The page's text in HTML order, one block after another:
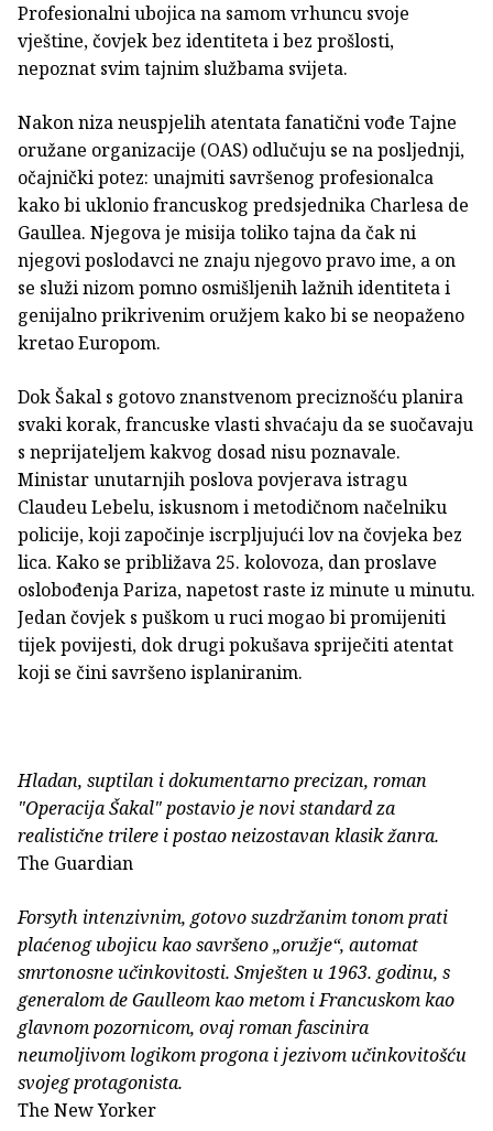
Profesionalni ubojica na samom vrhuncu svoje
vještine, čovjek bez identiteta i bez prošlosti,
nepoznat svim tajnim službama svijeta.
Nakon niza neuspjelih atentata fanatični vođe Tajne
oružane organizacije (OAS) odlučuju se na posljednji,
očajnički potez: unajmiti savršenog profesionalca
kako bi uklonio francuskog predsjednika Charlesa de
Gaullea. Njegova je misija toliko tajna da čak ni
njegovi poslodavci ne znaju njegovo pravo ime, a on
se služi nizom pomno osmišljenih lažnih identiteta i
genijalno prikrivenim oružjem kako bi se neopaženo
kretao Europom.
Dok Šakal s gotovo znanstvenom preciznošću planira
svaki korak, francuske vlasti shvaćaju da se suočavaju
s neprijateljem kakvog dosad nisu poznavale.
Ministar unutarnjih poslova povjerava istragu
Claudeu Lebelu, iskusnom i metodičnom načelniku
policije, koji započinje iscrpljujući lov na čovjeka bez
lica. Kako se približava 25. kolovoza, dan proslave
oslobođenja Pariza, napetost raste iz minute u minutu.
Jedan čovjek s puškom u ruci mogao bi promijeniti
tijek povijesti, dok drugi pokušava spriječiti atentat
koji se čini savršeno isplaniranim.
Hladan, suptilan i dokumentarno precizan, roman
"Operacija Šakal" postavio je novi standard za
realistične trilere i postao neizostavan klasik žanra.
The Guardian
Forsyth intenzivnim, gotovo suzdržanim tonom prati
plaćenog ubojicu kao savršeno „oružje“, automat
smrtonosne učinkovitosti. Smješten u 1963. godinu, s
generalom de Gaulleom kao metom i Francuskom kao
glavnom pozornicom, ovaj roman fascinira
neumoljivom logikom progona i jezivom učinkovitošću
svojeg protagonista.
The New Yorker